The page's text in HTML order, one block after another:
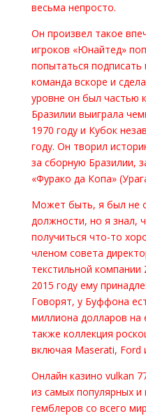
весьма непросто.
Он произвел такое
игроков «Юнайтед»
попытаться
команда вскоре и
уровне он был частью
Бразилии выиграла
1970 году и Кубок
году. Он творил
за сборную Бразилии,
«Фурако да Копа»
Может быть, я был не
должности, но я знал,
получиться что-то
членом совета
текстильной компании
2015 году ему
Говорят, у Буффона
миллиона долларов на
также коллекция
включая Maserati, Ford
Онлайн казино vulkan
из самых популярных
гемблеров со всего